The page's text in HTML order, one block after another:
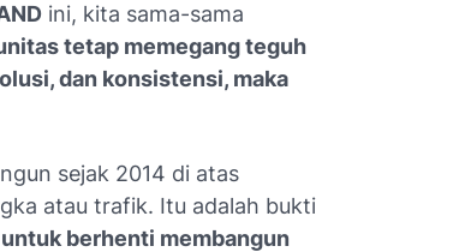
ini, kita sama-sama
tetap memegang teguh
dan konsistensi, maka
sejak 2014 di atas
atau trafik. Itu adalah bukti
berhenti membangun